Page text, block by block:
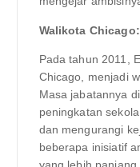
Walikota
Pada tahun 2011,
Chicago, menjadi
Masa jabatannya
peningkatan
dan mengurangi
beberapa inisiatif
yang lebih